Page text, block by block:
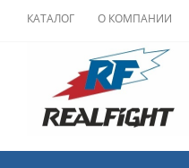
КАТАЛОГ О КОМПАНИИ